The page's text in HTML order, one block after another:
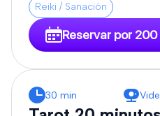
Reiki / Sanación
Reservar por 200
30 min